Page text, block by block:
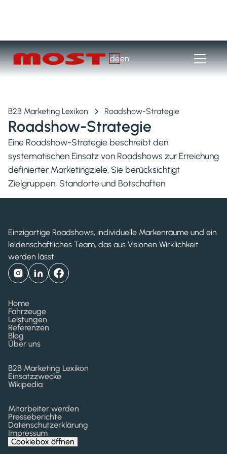
deen
B2B Marketing Lexikon Roadshow-Strategie
Roadshow-Strategie
Eine Roadshow-Strategie beschreibt den
systematischen Einsatz von Roadshows zur Erreichung
definierter Marketingziele. Sie berücksichtigt
Zielgruppen, Standorte und Botschaften.
Einzigartige Roadshows, individuelle Markenräume und ein
leidenschaftliches Team, das aus Visionen Wirklichkeit
werden lässt.
Home
Fahrzeuge
Leistungen
Referenzen
Blog
Über uns
B2B Marketing Lexikon
Einsatzzwecke
Wikipedia
Mitarbeiter werden
Presseberichte
Datenschutzerklärung
Impressum
Cookiebox öffnen